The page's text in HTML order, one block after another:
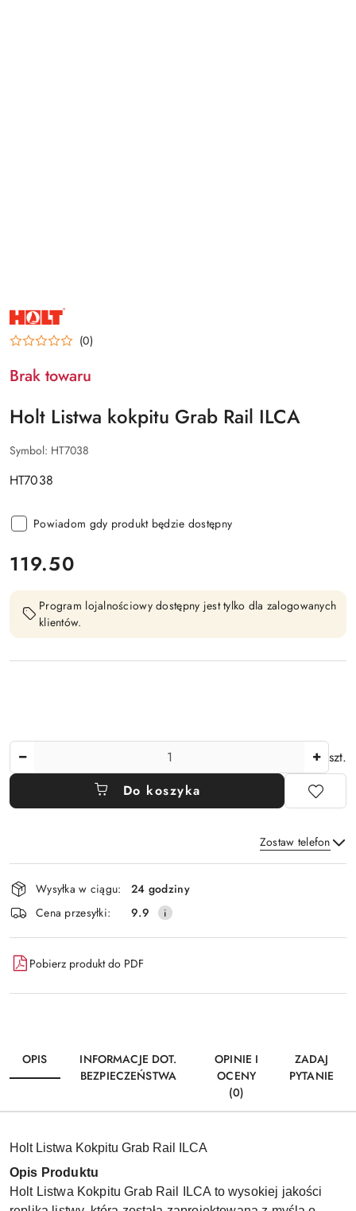
NAZWA
PRODUCENTA:
HOLT (0)
Brak towaru
Holt Listwa kokpitu Grab Rail ILCA
Symbol: HT7038
HT7038
Powiadom gdy produkt będzie dostępny
cena:
119.50
Program lojalnościowy dostępny jest tylko dla zalogowanych
klientów.
szt.
Do koszyka
Zostaw telefon
Wyślij
Dostępność
i
dostawa
Wysyłka w ciągu:
24 godziny
Cena przesyłki:
9.9
Pobierz produkt do PDF
OPIS
INFORMACJE DOT.
BEZPIECZEŃSTWA
OPINIE I
OCENY
(0)
ZADAJ
PYTANIE
Holt Listwa Kokpitu Grab Rail ILCA
Opis Produktu
Holt Listwa Kokpitu Grab Rail ILCA to wysokiej jakości